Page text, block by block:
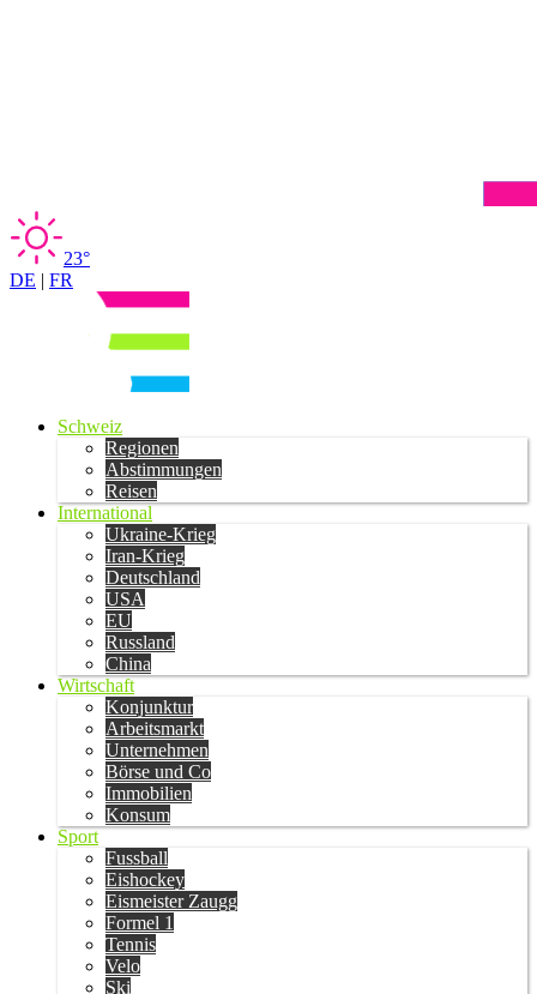
23°
DE | FR
Schweiz
Regionen
Abstimmungen
Reisen
International
Ukraine-Krieg
Iran-Krieg
Deutschland
USA
EU
Russland
China
Wirtschaft
Konjunktur
Arbeitsmarkt
Unternehmen
Börse und Co
Immobilien
Konsum
Sport
Fussball
Eishockey
Eismeister Zaugg
Formel 1
Tennis
Velo
Ski